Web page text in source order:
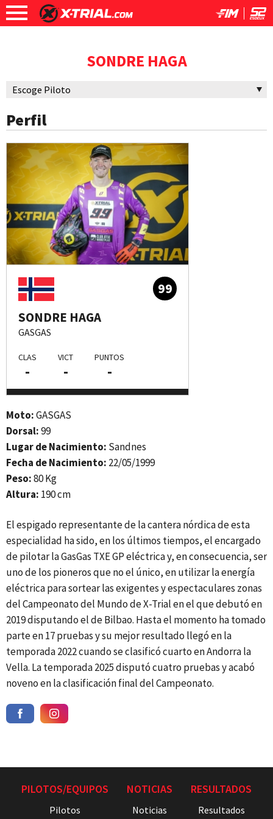
SONDRE HAGA
Perfil
99
SONDRE HAGA
GASGAS
CLAS
-
VICT
-
PUNTOS
-
Moto:GASGAS
Dorsal:99
Lugar de Nacimiento: Sandnes
Fecha de Nacimiento: 22/05/1999
Peso:80 Kg
Altura: 190 cm
El espigado representante de la cantera nórdica de esta
especialidad ha sido, en los últimos tiempos, el encargado
de pilotar la GasGas TXE GP eléctrica y, en consecuencia, ser
uno de los pioneros que no el único, en utilizar la energía
eléctrica para sortear las exigentes y espectaculares zonas
del Campeonato del Mundo de X-Trial en el que debutó en
2019 disputando el de Bilbao. Hasta el momento ha tomado
parte en 17 pruebas y su mejor resultado llegó en la
temporada 2022 cuando se clasificó cuarto en Andorra la
Vella. La temporada 2025 disputó cuatro pruebas y acabó
noveno en la clasificación final del Campeonato.
PILOTOS/EQUIPOS
Pilotos
NOTICIAS
Noticias
RESULTADOS
Resultados